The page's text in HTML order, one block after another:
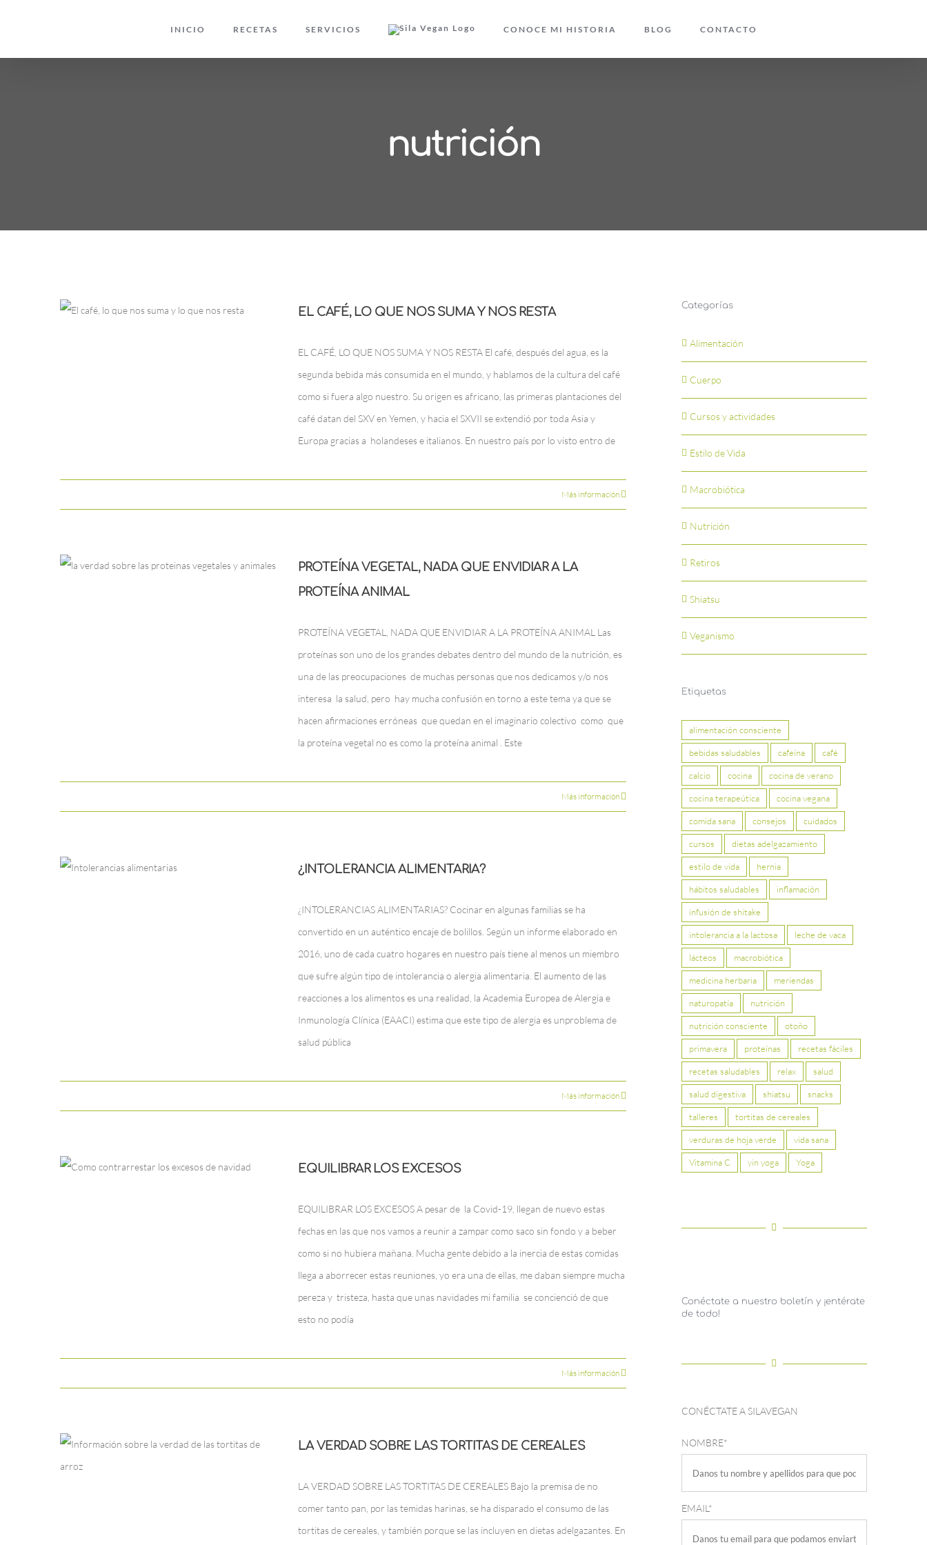
INICIO RECETAS SERVICIOS CONOCE MI HISTORIA BLOG CONTACTO
nutrición
EL CAFÉ, LO QUE NOS SUMA Y NOS RESTA
EL CAFÉ, LO QUE NOS SUMA Y NOS RESTA El café, después del agua, es la
segunda bebida más consumida en el mundo, y hablamos de la cultura del café
como si fuera algo nuestro. Su origen es africano, las primeras plantaciones del
café datan del SXV en Yemen, y hacia el SXVII se extendió por toda Asia y
Europa gracias a holandeses e italianos. En nuestro país por lo visto entro de
Más información
PROTEÍNA VEGETAL, NADA QUE ENVIDIAR A LA
PROTEÍNA ANIMAL
PROTEÍNA VEGETAL, NADA QUE ENVIDIAR A LA PROTEÍNA ANIMAL Las
proteínas son uno de los grandes debates dentro del mundo de la nutrición, es
una de las preocupaciones de muchas personas que nos dedicamos y/o nos
interesa la salud, pero hay mucha confusión en torno a este tema ya que se
hacen afirmaciones erróneas que quedan en el imaginario colectivo como que
la proteína vegetal no es como la proteína animal . Este
Más información
¿INTOLERANCIA ALIMENTARIA?
¿INTOLERANCIAS ALIMENTARIAS? Cocinar en algunas familias se ha
convertido en un auténtico encaje de bolillos. Según un informe elaborado en
2016, uno de cada cuatro hogares en nuestro país tiene al menos un miembro
que sufre algún tipo de intolerancia o alergia alimentaria. El aumento de las
reacciones a los alimentos es una realidad, la Academia Europea de Alergia e
Inmunología Clínica (EAACI) estima que este tipo de alergia es unproblema de
salud pública
Más información
EQUILIBRAR LOS EXCESOS
EQUILIBRAR LOS EXCESOS A pesar de la Covid-19, llegan de nuevo estas
fechas en las que nos vamos a reunir a zampar como saco sin fondo y a beber
como si no hubiera mañana. Mucha gente debido a la inercia de estas comidas
llega a aborrecer estas reuniones, yo era una de ellas, me daban siempre mucha
pereza y tristeza, hasta que unas navidades mi familia se concienció de que
esto no podía
Más información
LA VERDAD SOBRE LAS TORTITAS DE CEREALES
LA VERDAD SOBRE LAS TORTITAS DE CEREALES Bajo la premisa de no
comer tanto pan, por las temidas harinas, se ha disparado el consumo de las
tortitas de cereales, y también porque se las incluyen en dietas adelgazantes. En
Categorías
Alimentación
Cuerpo
Cursos y actividades
Estilo de Vida
Macrobiótica
Nutrición
Retiros
Shiatsu
Veganismo
Etiquetas
alimentación consciente
bebidas saludables cafeína café
calcio cocina cocina de verano
cocina terapeútica cocina vegana
comida sana consejos cuidados
cursos dietas adelgazamiento
estilo de vida hernia
hábitos saludables inflamación
infusión de shitake
intolerancia a la lactosa leche de vaca
lácteos macrobiótica
medicina herbaria meriendas
naturopatía nutrición
nutrición consciente otoño
primavera proteínas recetas fáciles
recetas saludables relax salud
salud digestiva shiatsu snacks
talleres tortitas de cereales
verduras de hoja verde vida sana
Vitamina C yin yoga Yoga
Conéctate a nuestro boletín y ¡entérate
de todo!
CONÉCTATE A SILAVEGAN
NOMBRE*
EMAIL*